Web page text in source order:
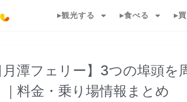
▸観光する ▸食べる ▸買
月潭フェリー】3つの埠頭
｜料金・乗り場情報まとめ